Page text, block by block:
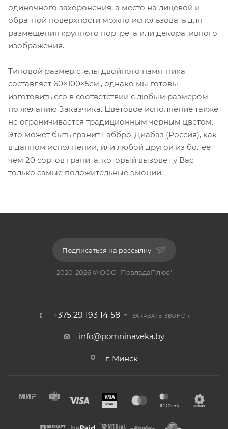
одиночного захоронения, а место на лицевой и
обратной поверхности можно использовать для
размещения крупного портрета или декоративного
изображения.
Типовой размер стелы двойного памятника
составляет 60×100×5см., однако мы готовы
изготовить его в соответствии с любым размером
по желанию Заказчика. Цветовое исполнение также
не ограничивается традиционным черным цветом.
Это может быть гранит Габбро-Диабаз (Россия), как
в данном исполнении, или любой другой из более
чем 20 сортов гранита, который вызовет у Вас
только самые положительные эмоции.
Подписаться на рассылку
2020-2026 © ООО "ПовладаПлюс"
+375 29 193 14 58 ЗАКАЗАТЬ ЗВОНОК
info@pomninaveka.by
г. Минск